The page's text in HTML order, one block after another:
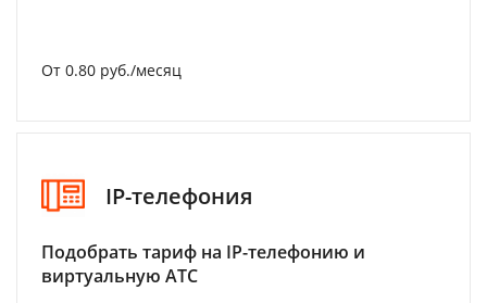
От 0.80 руб./месяц
IP-телефония
Подобрать тариф на IP-телефонию и
виртуальную АТС